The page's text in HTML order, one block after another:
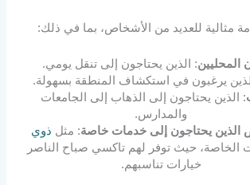
مثالية للعديد من الأشخاص، بما في ذلك:
المحليين: الذين يحتاجون إلى تنقل يومي.
يرغبون في استكشاف المنطقة بسهولة.
: الذين يحتاجون إلى الذهاب إلى الجامعات
والمدارس.
الذين يحتاجون إلى خدمات خاصة: مثل ذوي
الخاصة، حيث توفر لهم تاكسي صباح الناصر
خيارات تناسبهم.